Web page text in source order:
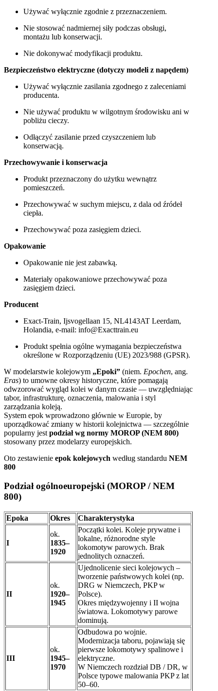
Używać wyłącznie zgodnie z przeznaczeniem.
Nie stosować nadmiernej siły podczas obsługi,
montażu lub konserwacji.
Nie dokonywać modyfikacji produktu.
Bezpieczeństwo elektryczne (dotyczy modeli z napędem)
Używać wyłącznie zasilania zgodnego z zaleceniami
producenta.
Nie używać produktu w wilgotnym środowisku ani w
pobliżu cieczy.
Odłączyć zasilanie przed czyszczeniem lub
konserwacją.
Przechowywanie i konserwacja
Produkt przeznaczony do użytku wewnątrz
pomieszczeń.
Przechowywać w suchym miejscu, z dala od źródeł
ciepła.
Przechowywać poza zasięgiem dzieci.
Opakowanie
Opakowanie nie jest zabawką.
Materiały opakowaniowe przechowywać poza
zasięgiem dzieci.
Producent
Exact-Train, Ijsvogellaan 15, NL4143AT Leerdam,
Holandia, e-mail: info@Exacttrain.eu
Produkt spełnia ogólne wymagania bezpieczeństwa
określone w Rozporządzeniu (UE) 2023/988 (GPSR).
W modelarstwie kolejowym „Epoki” (niem. Epochen, ang.
Eras) to umowne okresy historyczne, które pomagają
odwzorować wygląd kolei w danym czasie — uwzględniając
tabor, infrastrukturę, oznaczenia, malowania i styl
zarządzania koleją.
System epok wprowadzono głównie w Europie, by
uporządkować zmiany w historii kolejnictwa — szczególnie
popularny jest podział wg normy MOROP (NEM 800)
stosowany przez modelarzy europejskich.
Oto zestawienie epok kolejowych według standardu NEM
800
Podział ogólnoeuropejski (MOROP / NEM
800)
Epoka Okres Charakterystyka
I
ok.
1835–
1920
Początki kolei. Koleje prywatne i
lokalne, różnorodne style
lokomotyw parowych. Brak
jednolitych oznaczeń.
II
ok.
1920–
1945
Ujednolicenie sieci kolejowych –
tworzenie państwowych kolei (np.
DRG w Niemczech, PKP w
Polsce).
Okres międzywojenny i II wojna
światowa. Lokomotywy parowe
dominują.
III
ok.
1945–
1970
Odbudowa po wojnie.
Modernizacja taboru, pojawiają się
pierwsze lokomotywy spalinowe i
elektryczne.
W Niemczech rozdział DB / DR, w
Polsce typowe malowania PKP z lat
50–60.